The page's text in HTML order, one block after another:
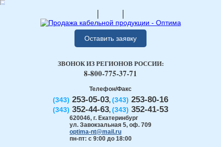
Оставить заявку
Телефон/Факс
(343) 253-05-03, (343) 253-80-16
(343) 352-44-63, (343) 352-41-53
620046, г. Екатеринбург
ул. Завокзальная 5, оф. 709
optima-nt@mail.ru
пн-пт: с 9:00 до 18:00
ЗВОНОК ИЗ РЕГИОНОВ РОССИИ:
8-800-775-37-71